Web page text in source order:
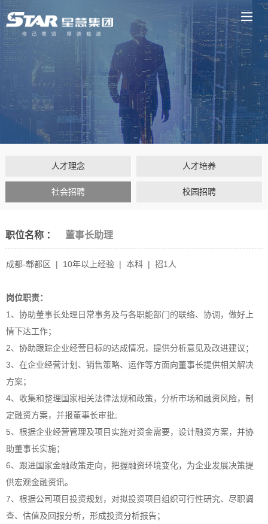
人才理念 人才培养
社会招聘 校园招聘
职位名称 ： 董事长助理
成都-郫都区 | 10年以上经验 | 本科 | 招1人
岗位职责：
1、协助董事长处理日常事务及与各职能部门的联络、协调，做好上
情下达工作；
2、协助跟踪企业经营目标的达成情况，提供分析意见及改进建议；
3、在企业经营计划、销售策略、运作等方面向董事长提供相关解决
方案；
4、收集和整理国家相关法律法规和政策，分析市场和融资风险，制
定融资方案，并报董事长审批;
5、根据企业经营管理及项目实施对资金需要，设计融资方案，并协
助董事长实施；
6、跟进国家金融政策走向，把握融资环境变化，为企业发展决策提
供宏观金融资讯。
7、根据公司项目投资规划，对拟投资项目组织可行性研究、尽职调
查、估值及回报分析，形成投资分析报告；